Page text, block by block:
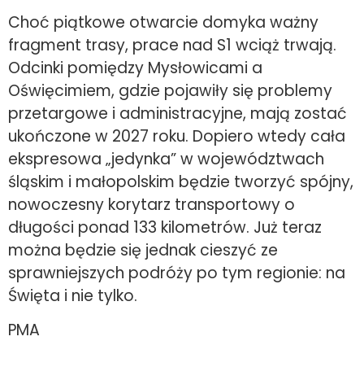
Choć piątkowe otwarcie domyka ważny
fragment trasy, prace nad S1 wciąż trwają.
Odcinki pomiędzy Mysłowicami a
Oświęcimiem, gdzie pojawiły się problemy
przetargowe i administracyjne, mają zostać
ukończone w 2027 roku. Dopiero wtedy cała
ekspresowa „jedynka” w województwach
śląskim i małopolskim będzie tworzyć spójny,
nowoczesny korytarz transportowy o
długości ponad 133 kilometrów. Już teraz
można będzie się jednak cieszyć ze
sprawniejszych podróży po tym regionie: na
Święta i nie tylko.
PMA